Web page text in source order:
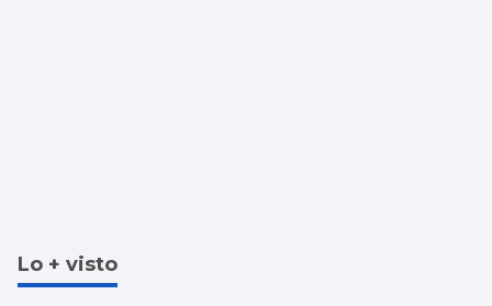
Lo + visto